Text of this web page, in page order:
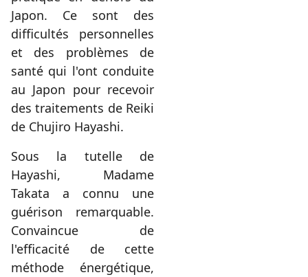
Japon. Ce sont des
difficultés personnelles
et des problèmes de
santé qui l'ont conduite
au Japon pour recevoir
des traitements de Reiki
de Chujiro Hayashi.
Sous la tutelle de
Hayashi, Madame
Takata a connu une
guérison remarquable.
Convaincue de
l'efficacité de cette
méthode énergétique,